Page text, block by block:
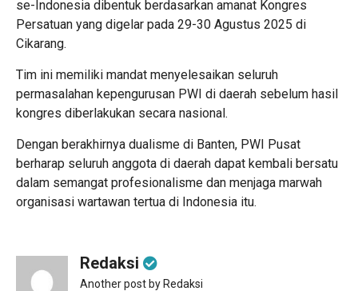
se-Indonesia dibentuk berdasarkan amanat Kongres
Persatuan yang digelar pada 29-30 Agustus 2025 di
Cikarang.
Tim ini memiliki mandat menyelesaikan seluruh
permasalahan kepengurusan PWI di daerah sebelum hasil
kongres diberlakukan secara nasional.
Dengan berakhirnya dualisme di Banten, PWI Pusat
berharap seluruh anggota di daerah dapat kembali bersatu
dalam semangat profesionalisme dan menjaga marwah
organisasi wartawan tertua di Indonesia itu.
Redaksi
Another post by Redaksi